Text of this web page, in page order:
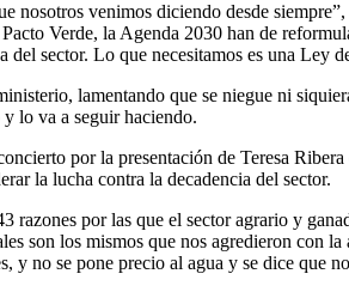
venimos diciendo desde
Verde, la Agenda 2030 han de
del sector. Lo que necesitamos es una
lamentando que se niegue ni
lo va a seguir haciendo.
por la presentación de Teresa
la lucha contra la decadencia del sector.
razones por las que el sector agrario y
son los mismos que nos agredieron con
y no se pone precio al agua y se dice que